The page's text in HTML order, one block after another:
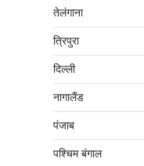
तेलंगाना
त्रिपुरा
दिल्‍ली
नागालैंड
पंजाब
पश्चिम बंगाल